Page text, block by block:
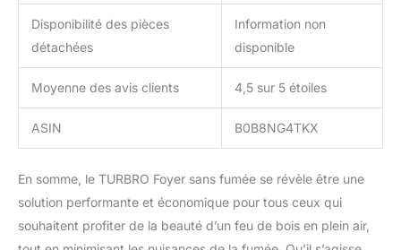
Disponibilité des pièces
détachées
Information non
disponible
Moyenne des avis clients 4,5 sur 5 étoiles
ASIN B0B8NG4TKX
En somme, le TURBRO Foyer sans fumée se révèle être une
solution performante et économique pour tous ceux qui
souhaitent profiter de la beauté d’un feu de bois en plein air,